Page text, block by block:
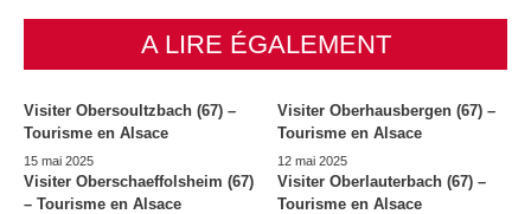
A LIRE ÉGALEMENT
Visiter Obersoultzbach (67) –
Tourisme en Alsace
15 mai 2025
Visiter Oberhausbergen (67) –
Tourisme en Alsace
12 mai 2025
Visiter Oberschaeffolsheim (67)
– Tourisme en Alsace
Visiter Oberlauterbach (67) –
Tourisme en Alsace